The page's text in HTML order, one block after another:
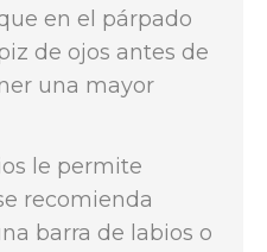
en el párpado
de ojos antes de
una mayor
le permite
recomienda
barra de labios o